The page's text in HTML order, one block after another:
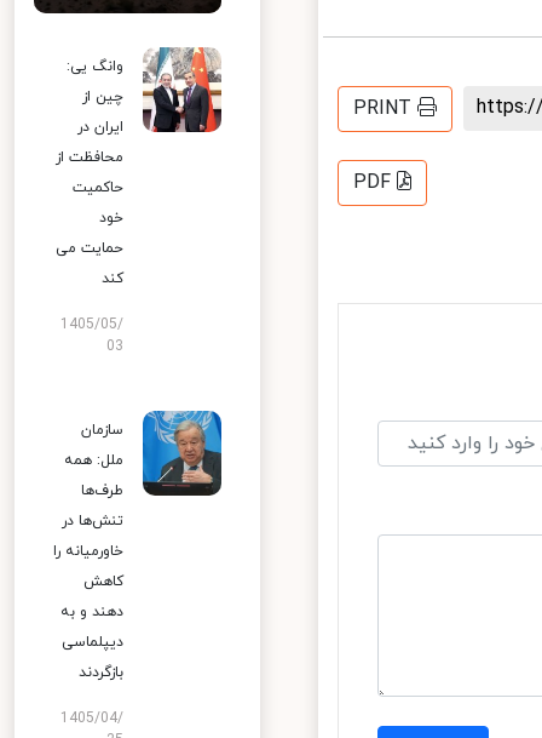
PRINT
PDF
وانگ یی:
چین از
ایران در
محافظت از
حاکمیت
خود
حمایت می
کند
1405/05/
03
سازمان
ملل: همه
طرف‌ها
تنش‌ها در
خاورمیانه را
کاهش
دهند و به
دیپلماسی
بازگردند
1405/04/